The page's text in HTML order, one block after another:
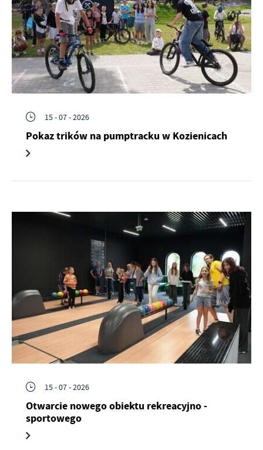
15 - 07 - 2026
Pokaz trików na pumptracku w Kozienicach
15 - 07 - 2026
Otwarcie nowego obiektu rekreacyjno -
sportowego